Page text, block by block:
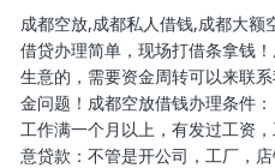
成都空放,成都私人借钱,成都大额
借贷办理简单，现场打借条拿钱
生意的，需要资金周转可以来联
金问题！成都空放借钱办理条件
工作满一个月以上，有发过工资
意贷款：不管是开公司，工厂，